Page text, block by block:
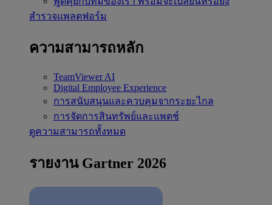
สำรวจแพลตฟอร์ม
ความสามารถหลัก
TeamViewer AI
Digital Employee Experience
การสนับสนุนและควบคุมจากระยะไกล
การจัดการสินทรัพย์และแพตช์
ดูความสามารถทั้งหมด
รายงาน Gartner 2026